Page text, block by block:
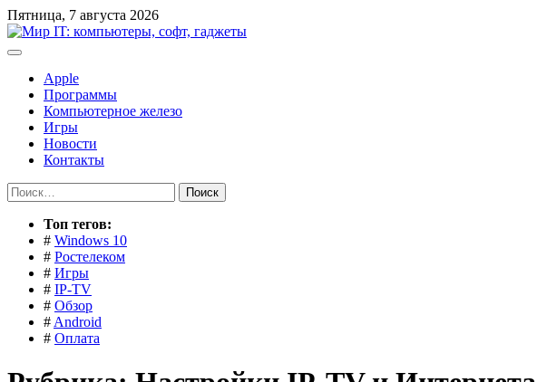
Перейти
к
содержимому
Пятница, 7 августа 2026
Apple
Программы
Компьютерное железо
Игры
Новости
Контакты
Найти:
Toп тегов:
# Windows 10
# Ростелеком
# Игры
# IP-TV
# Обзор
# Android
# Оплата